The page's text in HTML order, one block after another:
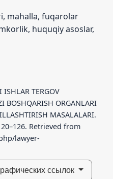
mahalla, fuqarolar
huquqiy asoslar,
TERGOV
BOSHQARISH ORGANLARI
MASALALARI.
Retrieved from
lawyer-
ссылок